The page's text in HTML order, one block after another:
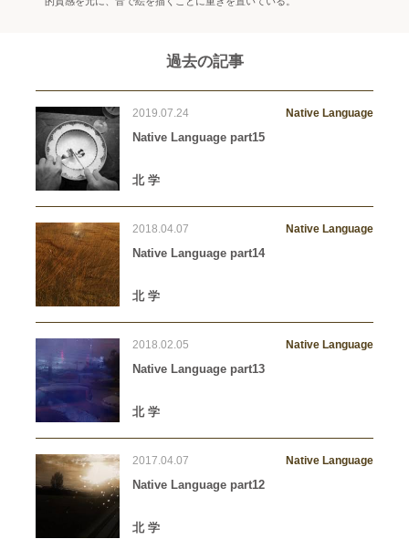
過去の記事
2019.07.24 Native Language
Native Language part15
北 学
2018.04.07 Native Language
Native Language part14
北 学
2018.02.05 Native Language
Native Language part13
北 学
2017.04.07 Native Language
Native Language part12
北 学